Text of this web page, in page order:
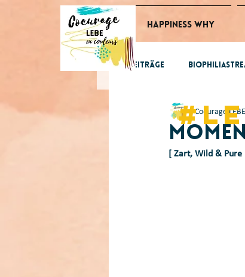
Happiness Why
Alle Beiträge
GlücksImpulse Coeurage
[ Zart, Wild & Pure